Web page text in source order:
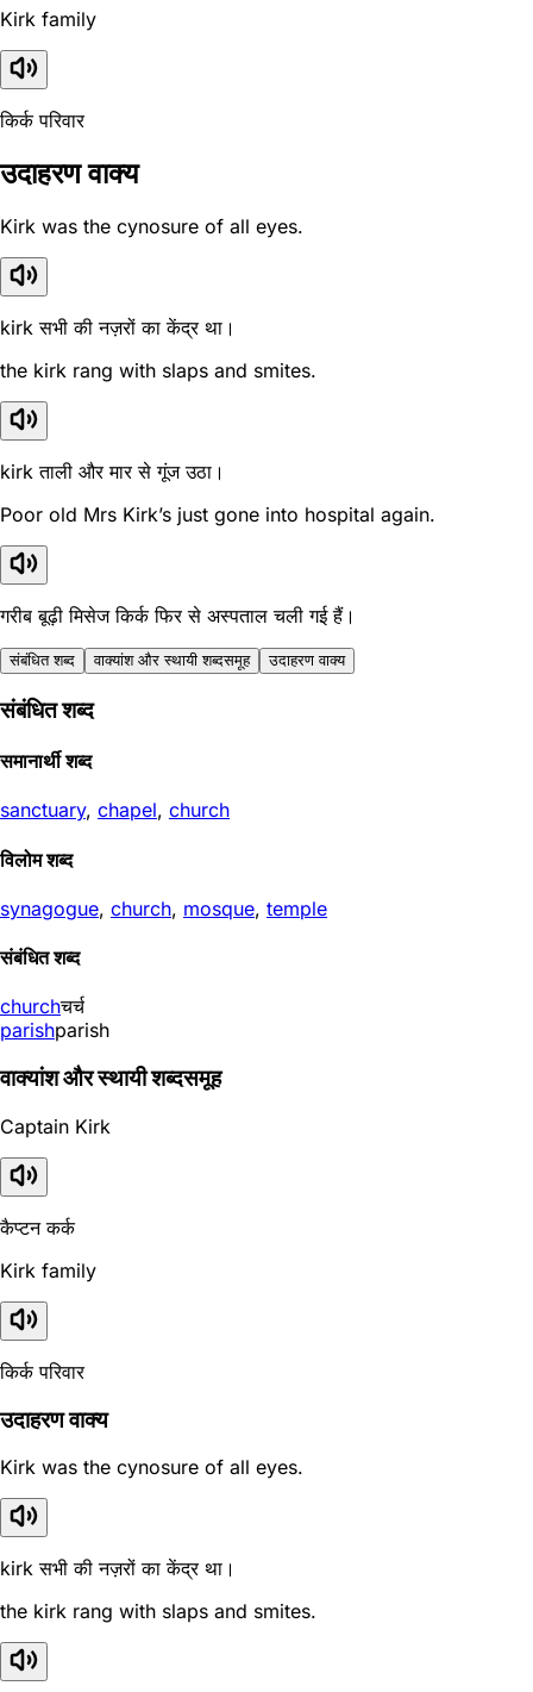
Kirk family
किर्क परिवार
उदाहरण वाक्य
Kirk was the cynosure of all eyes.
kirk सभी की नज़रों का केंद्र था।
the kirk rang with slaps and smites.
kirk ताली और मार से गूंज उठा।
Poor old Mrs Kirk’s just gone into hospital again.
गरीब बूढ़ी मिसेज किर्क फिर से अस्पताल चली गई हैं।
संबंधित शब्द वाक्यांश और स्थायी शब्दसमूह उदाहरण वाक्य
संबंधित शब्द
समानार्थी शब्द
sanctuary, chapel, church
विलोम शब्द
synagogue, church, mosque, temple
संबंधित शब्द
churchचर्च
parishparish
वाक्यांश और स्थायी शब्दसमूह
Captain Kirk
कैप्टन कर्क
Kirk family
किर्क परिवार
उदाहरण वाक्य
Kirk was the cynosure of all eyes.
kirk सभी की नज़रों का केंद्र था।
the kirk rang with slaps and smites.